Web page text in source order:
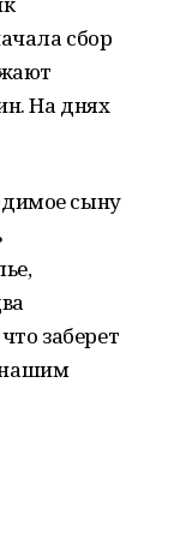
сбор
На днях
сыну
заберет
нашим